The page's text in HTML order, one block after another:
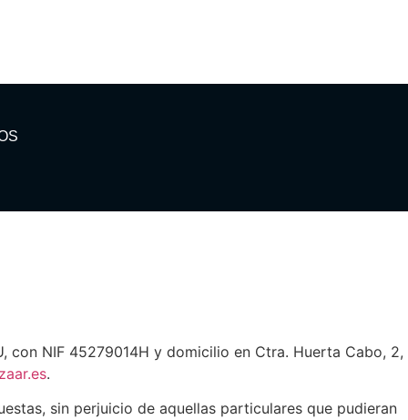
con NIF 45279014H y domicilio en Ctra. Huerta Cabo, 2,
.
sin perjuicio de aquellas particulares que pudieran